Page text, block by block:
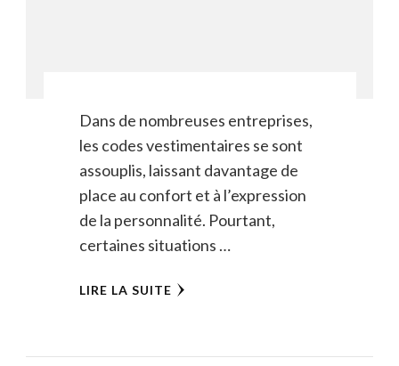
Dans de nombreuses entreprises,
les codes vestimentaires se sont
assouplis, laissant davantage de
place au confort et à l’expression
de la personnalité. Pourtant,
certaines situations …
LIRE LA SUITE